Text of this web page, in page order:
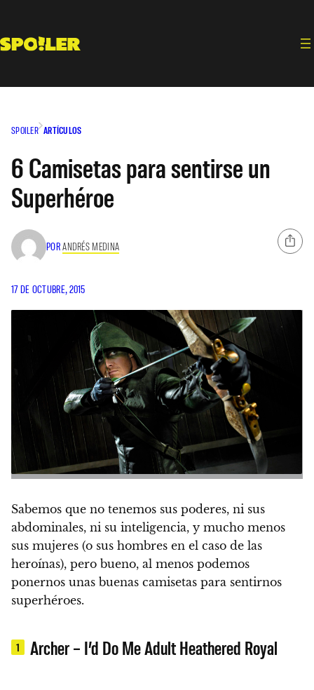
contenido
SPOILER ARTÍCULOS
6 Camisetas para sentirse un
Superhéroe
PORANDRÉS MEDINA
17 DE OCTUBRE, 2015
Sabemos que no tenemos sus poderes, ni sus
abdominales, ni su inteligencia, y mucho menos
sus mujeres (o sus hombres en el caso de las
heroínas), pero bueno, al menos podemos
ponernos unas buenas camisetas para sentirnos
superhéroes.
1 Archer – I’d Do Me Adult Heathered Royal